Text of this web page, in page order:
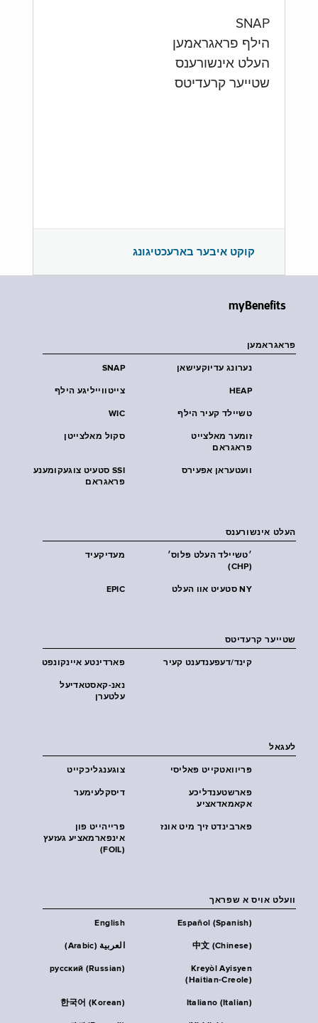
SNAP
הילף פראגראמען
העלט אינשורענס
שטייער קרעדיטס
קוקט איבער בארעכטיגונג
myBenefits
פראגראמען
SNAP נערונג עדיוקעישאן
צייטווייליגע הילף HEAP
WIC טשיילד קעיר הילף
סקול מאלצייטן
זומער מאלצייט
פראגראם
SSI סטעיט צוגעקומענע
פראגראם
וועטעראן אפעירס
העלט אינשורענס
מעדיקעיד
׳טשיילד העלט פּלוס׳
(CHP)
EPIC NY סטעיט אוו העלט
שטייער קרעדיטס
פארדינטע איינקונפט קינד/דעפענדענט קעיר
נאנ-קאסטאדיעל
עלטערן
לעגאל
צוגענגליכקייט פּריוואטקייט פּאליסי
דיסקלעימער
פארשטענדליכע
אקאמאדאציע
פרייהייט פון
אינפארמאציע געזעץ
(FOIL)
פארבינדט זיך מיט אונז
וועלט אויס א שפראך
English Español (Spanish)
العربية (Arabic) 中文 (Chinese)
русский (Russian)
Kreyòl Ayisyen
(Haitian-Creole)
한국어 (Korean) Italiano (Italian)